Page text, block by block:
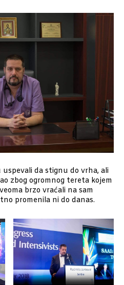
da stignu do vrha, ali
zbog ogromnog tereta kojem
brzo vraćali na sam
promenila ni do danas.